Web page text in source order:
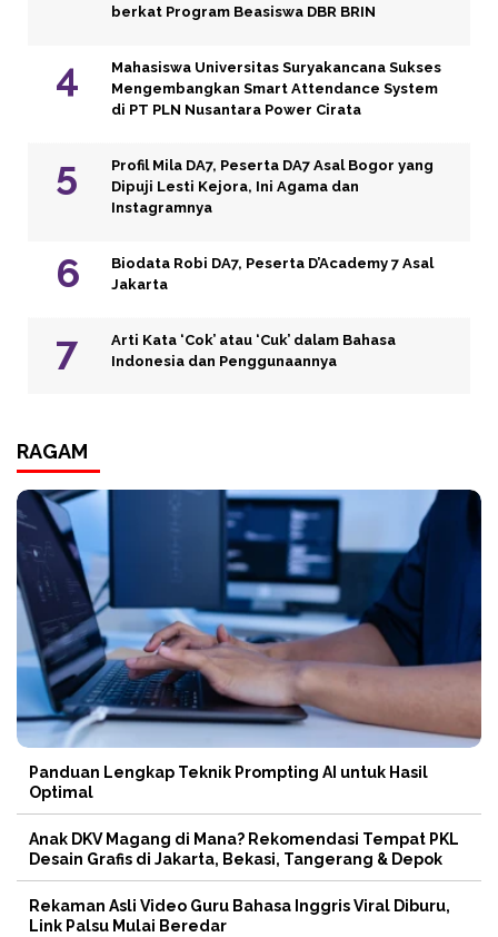
berkat Program Beasiswa DBR BRIN
Mahasiswa Universitas Suryakancana Sukses
Mengembangkan Smart Attendance System
di PT PLN Nusantara Power Cirata
Profil Mila DA7, Peserta DA7 Asal Bogor yang
Dipuji Lesti Kejora, Ini Agama dan
Instagramnya
Biodata Robi DA7, Peserta D’Academy 7 Asal
Jakarta
Arti Kata ‘Cok’ atau ‘Cuk’ dalam Bahasa
Indonesia dan Penggunaannya
RAGAM
Panduan Lengkap Teknik Prompting AI untuk Hasil
Optimal
Anak DKV Magang di Mana? Rekomendasi Tempat PKL
Desain Grafis di Jakarta, Bekasi, Tangerang & Depok
Rekaman Asli Video Guru Bahasa Inggris Viral Diburu,
Link Palsu Mulai Beredar